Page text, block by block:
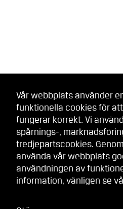
Vår webbplats använder
funktionella cookies för
fungerar korrekt. Vi
spårnings-,
tredjepartscookies.
använda vår webbplats
användningen av
information, vänligen se